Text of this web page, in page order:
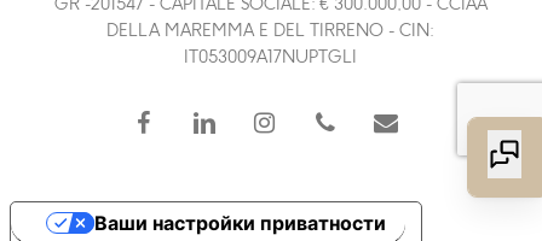
GR -201547 - CAPITALE SOCIALE: € 300.000,00 - CCIAA
DELLA MAREMMA E DEL TIRRENO - CIN:
IT053009A17NUPTGLI
facebooklinkedin instagramphone email
Ваши настройки приватности